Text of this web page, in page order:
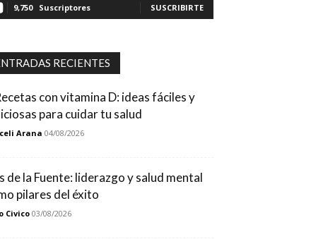
9,750 Suscriptores SUSCRIBIRTE
RECIENTES
con vitamina D: ideas fáciles y
para cuidar tu salud
Arana 04/08/2026
de la Fuente: liderazgo y salud mental
pilares del éxito
Civico 03/08/2026